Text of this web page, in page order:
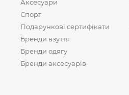
Аксесуари
Спорт
Подарункові сертифікати
Бренди взуття
Бренди одягу
Бренди аксесуарів